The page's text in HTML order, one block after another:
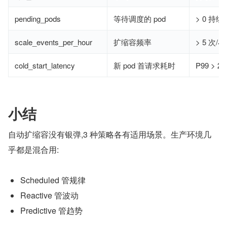
pending_pods 等待调度的 pod > 0 持续
scale_events_per_hour 扩缩容频率 > 5 次/
cold_start_latency 新 pod 首请求耗时 P99 > 2s
小结
自动扩缩容没有银弹,3 种策略各有适用场景。生产环境几
乎都是混合用:
Scheduled 管规律
Reactive 管波动
Predictive 管趋势